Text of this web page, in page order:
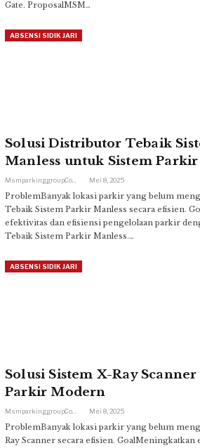
Gate. ProposalMSM…
ABSENSI SIDIK JARI
Solusi Distributor Tebaik
Manless untuk Sistem
Mei 8, 2025
ProblemBanyak lokasi parkir yang belum
Tebaik Sistem Parkir Manless secara efisien.
efektivitas dan efisiensi pengelolaan parkir
Tebaik Sistem Parkir Manless.…
ABSENSI SIDIK JARI
Solusi Sistem X-Ray
Parkir Modern
Msmparkinggroup.com Mei 8, 2025
ProblemBanyak lokasi parkir yang belum
Ray Scanner secara efisien.